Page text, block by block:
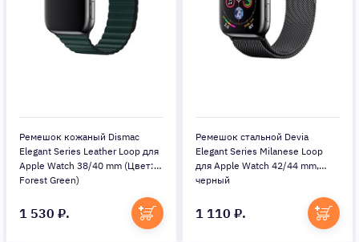
Ремешок Devia Deluxe Series
Sport 3 Band для Apple Watch
42/44 mm (Цвет: Indigo)
970 ₽.
Ремешок Devia Deluxe
Sport 3 Band для Apple
42/44 mm, черный
970 ₽.